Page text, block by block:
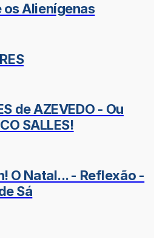
os Alienígenas
de AZEVEDO - Ou
SALLES!
O Natal... - Reflexão -
Sá